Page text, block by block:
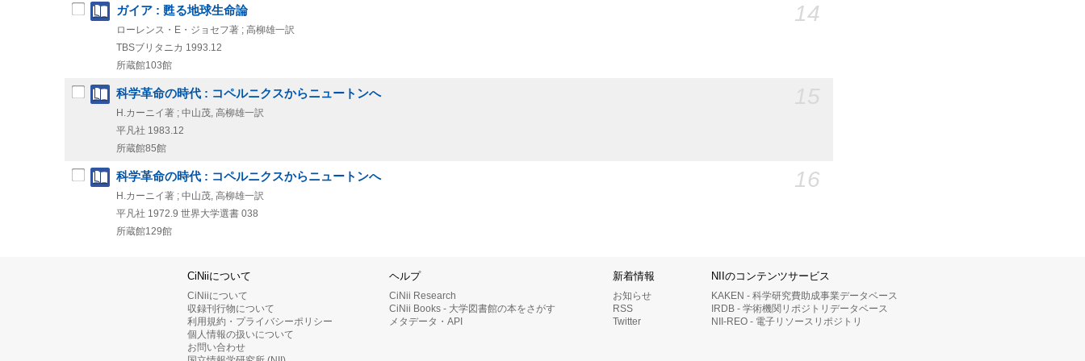
14
ガイア : 甦る地球生命論
ローレンス・E・ジョセフ著 ; 高柳雄一訳
TBSブリタニカ 1993.12
所蔵館103館
科学革命の時代 : コペルニクスからニュートンへ
H.カーニイ著 ; 中山茂, 高柳雄一訳
平凡社 1983.12
所蔵館85館
16
科学革命の時代 : コペルニクスからニュートンへ
H.カーニイ著 ; 中山茂, 高柳雄一訳
平凡社 1972.9 世界大学選書 038
所蔵館129館
CiNiiについて
CiNiiについて
収録刊行物について
利用規約・プライバシーポリシー
個人情報の扱いについて
お問い合わせ
ヘルプ
CiNii Research
CiNii Books - 大学図書館の本をさがす
メタデータ・API
新着情報
お知らせ
RSS
Twitter
NIIのコンテンツサービス
KAKEN - 科学研究費助成事業データベース
IRDB - 学術機関リポジトリデータベース
NII-REO - 電子リソースリポジトリ